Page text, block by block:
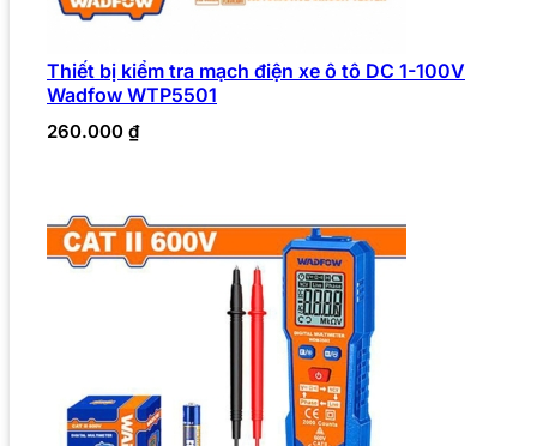
Thiết bị kiểm tra mạch điện xe ô tô DC 1-100V
Wadfow WTP5501
260.000 ₫